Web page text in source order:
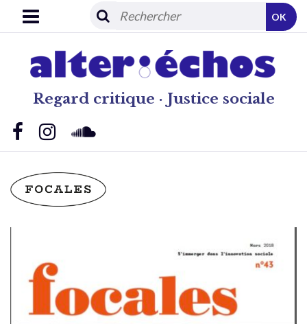
Regard critique · Justice sociale
OK